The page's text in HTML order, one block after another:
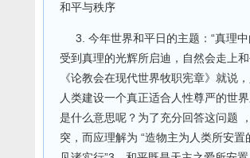
和平与秩序
3. 今年世界和平日的主题：“真理中
受到真理的光辉所启迪，自然会走上
《论教会在现代世界牧职宪章》就说
人类建设一个真正适合人性尊严的世
是什么意思呢？为了充分回答这问题
突，而应理解为 “造物主为人类所安置